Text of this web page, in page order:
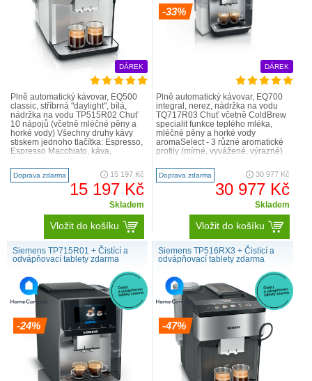
DÁREK
Plně automatický kávovar, EQ500
classic, stříbrná "daylight", bílá,
nádržka na vodu TP515R02 Chuť
10 nápojů (včetně mléčné pěny a
horké vody) Všechny druhy kávy
stiskem jednoho tlačítka: Espresso,
Espresso Macchiato, káva,
Rychle a pohodlně. ..
Doprava zdarma 15 197 Kč
15 197 Kč
Skladem
Vložit do košíku
-33%
DÁREK
Plně automatický kávovar, EQ700
integral, nerez, nádržka na vodu
TQ717R03 Chuť včetně ColdBrew
specialit funkce teplého mléka,
mléčné pěny a horké vody
aromaSelect - 3 různé aromatické
profily (mírné, vyvážené, výrazné)
nastavitelný poměr mléka pro
klasické mléčné nápoj..
Doprava zdarma 30 977 Kč
30 977 Kč
Skladem
Vložit do košíku
Siemens TP715R01 + Čistící a
odvápňovací tablety zdarma
-24%
Siemens TP516RX3 + Čistící a
odvápňovací tablety zdarma
-47%